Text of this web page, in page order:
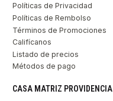
Políticas de Privacidad
Políticas de Rembolso
Términos de Promociones
Califícanos
Listado de precios
Métodos de pago
CASA MATRIZ PROVIDENCIA